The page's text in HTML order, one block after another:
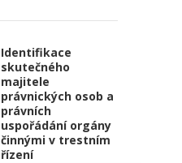
Identifikace
skutečného
majitele
právnických osob a
právních
uspořádání orgány
činnými v trestním
řízení